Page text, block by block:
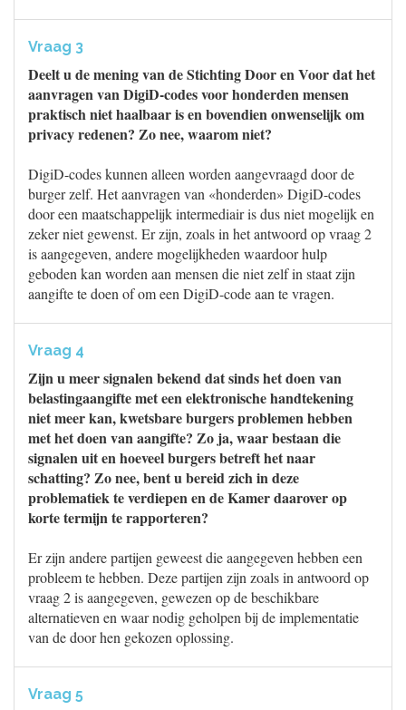
Vraag 3
Deelt u de mening van de Stichting Door en Voor dat het
aanvragen van DigiD-codes voor honderden mensen
praktisch niet haalbaar is en bovendien onwenselijk om
privacy redenen? Zo nee, waarom niet?
DigiD-codes kunnen alleen worden aangevraagd door de
burger zelf. Het aanvragen van «honderden» DigiD-codes
door een maatschappelijk intermediair is dus niet mogelijk en
zeker niet gewenst. Er zijn, zoals in het antwoord op vraag 2
is aangegeven, andere mogelijkheden waardoor hulp
geboden kan worden aan mensen die niet zelf in staat zijn
aangifte te doen of om een DigiD-code aan te vragen.
Vraag 4
Zijn u meer signalen bekend dat sinds het doen van
belastingaangifte met een elektronische handtekening
niet meer kan, kwetsbare burgers problemen hebben
met het doen van aangifte? Zo ja, waar bestaan die
signalen uit en hoeveel burgers betreft het naar
schatting? Zo nee, bent u bereid zich in deze
problematiek te verdiepen en de Kamer daarover op
korte termijn te rapporteren?
Er zijn andere partijen geweest die aangegeven hebben een
probleem te hebben. Deze partijen zijn zoals in antwoord op
vraag 2 is aangegeven, gewezen op de beschikbare
alternatieven en waar nodig geholpen bij de implementatie
van de door hen gekozen oplossing.
Vraag 5